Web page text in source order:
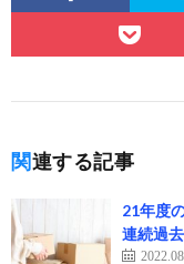
関連する記事
21年度
連続過